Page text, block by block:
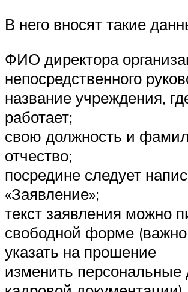
В него вносят такие
ФИО директора
непосредственного
название учреждения,
работает;
свою должность и
отчество;
посредине следует
«Заявление»;
текст заявления можно
свободной форме (важно
указать на прошение
изменить персональные